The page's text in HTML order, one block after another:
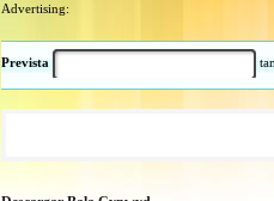
Advertising:
Prevista